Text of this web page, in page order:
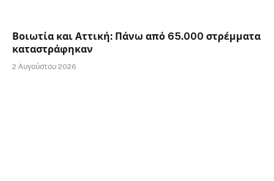
Βοιωτία και Αττική: Πάνω από 65.000 στρέμματα
καταστράφηκαν
2 Αυγούστου 2026